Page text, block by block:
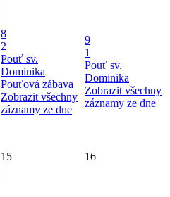
8
2
Pouť sv.
Dominika
Pouťová zábava
Zobrazit všechny
záznamy ze dne
9
1
Pouť sv.
Dominika
Zobrazit všechny
záznamy ze dne
15 16